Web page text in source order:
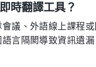
時翻譯工具？
議、外語線上課程
言隔閡導致資訊遺